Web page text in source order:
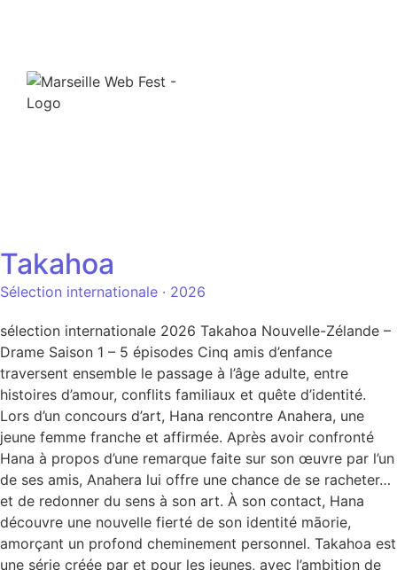
Takahoa
Sélection internationale · 2026
sélection internationale 2026 Takahoa Nouvelle-Zélande –
Drame Saison 1 – 5 épisodes Cinq amis d’enfance
traversent ensemble le passage à l’âge adulte, entre
histoires d’amour, conflits familiaux et quête d’identité.
Lors d’un concours d’art, Hana rencontre Anahera, une
jeune femme franche et affirmée. Après avoir confronté
Hana à propos d’une remarque faite sur son œuvre par l’un
de ses amis, Anahera lui offre une chance de se racheter…
et de redonner du sens à son art. À son contact, Hana
découvre une nouvelle fierté de son identité māorie,
amorçant un profond cheminement personnel. Takahoa est
une série créée par et pour les jeunes, avec l’ambition de